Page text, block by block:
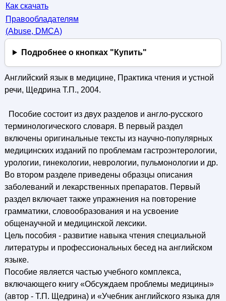
Как скачать
Правообладателям
(Abuse, DMСA)
Подробнее о кнопках "Купить"
Английский язык в медицине, Практика чтения и устной
речи, Щедрина Т.П., 2004.
Пособие состоит из двух разделов и англо-русского
терминологического словаря. В первый раздел
включены оригинальные тексты из научно-популярных
медицинских изданий по проблемам гастроэнтерологии,
урологии, гинекологии, неврологии, пульмонологии и др.
Во втором разделе приведены образцы описания
заболеваний и лекарственных препаратов. Первый
раздел включает также упражнения на повторение
грамматики, словообразования и на усвоение
общенаучной и медицинской лексики.
Цель пособия - развитие навыка чтения специальной
литературы и профессиональных бесед на английском
языке.
Пособие является частью учебного комплекса,
включающего книгу «Обсуждаем проблемы медицины»
(автор - Т.П. Щедрина) и «Учебник английского языка для